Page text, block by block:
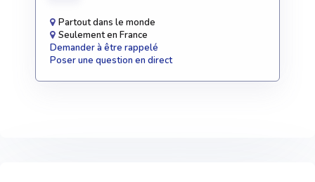
Partout dans le monde
Seulement en France
Demander à être rappelé
Poser une question en direct